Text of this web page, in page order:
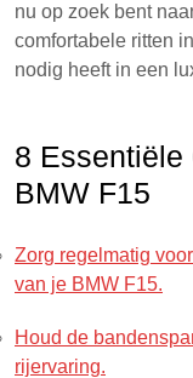
nu op zoek bent
comfortabele ritten
nodig heeft in een
8 Essentiële
BMW F15
Zorg regelmatig
van je BMW F15.
Houd de
rijervaring.